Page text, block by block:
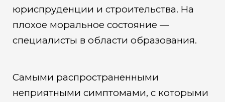
юриспруденции и строительства. На
плохое моральное состояние —
специалисты в области образования.
Самыми распространенными
неприятными симптомами, с которыми